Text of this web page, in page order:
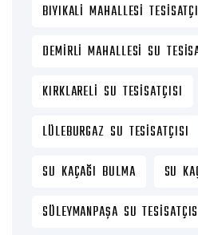
BIYIKALI MAHALLESI
DEMIRLI MAHALLESI SU
KIRKLARELI SU TESISATÇISI
LÜLEBURGAZ SU TESISATÇISI
SU KAÇAĞI BULMA
SU
SÜLEYMANPAŞA SU